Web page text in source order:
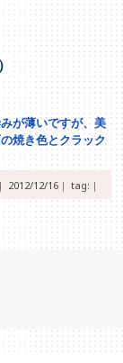
が薄いですが、美
焼き色とクラック
｜ 2012/12/16｜ tag:｜